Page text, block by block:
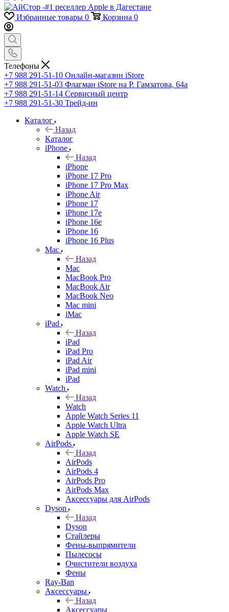
Избранные товары 0 Корзина 0
Телефоны
+7 988 291-51-10 Онлайн-магазин iStore
+7 988 291-51-03 Флагман iStore на Р. Гамзатова, 64а
+7 988 291-51-14 Сервисный центр
+7 988 291-51-30 Трейд-ин
Каталог
Назад
Каталог
iPhone
Назад
iPhone
iPhone 17 Pro
iPhone 17 Pro Max
iPhone Air
iPhone 17
iPhone 17e
iPhone 16e
iPhone 16
iPhone 16 Plus
Mac
Назад
Mac
MacBook Pro
MacBook Air
MacBook Neo
Mac mini
iMac
iPad
Назад
iPad
iPad Pro
iPad Air
iPad mini
iPad
Watch
Назад
Watch
Apple Watch Series 11
Apple Watch Ultra
Apple Watch SE
AirPods
Назад
AirPods
AirPods 4
AirPods Pro
AirPods Max
Аксессуары для AirPods
Dyson
Назад
Dyson
Стайлеры
Фены-выпрямители
Пылесосы
Очистители воздуха
Фены
Ray-Ban
Аксессуары
Назад
Аксессуары